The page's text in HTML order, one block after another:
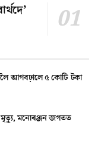
আগবঢ়ালে ৫ কোটি টকা
মৃত্যু, মনোৰঞ্জন জগতত